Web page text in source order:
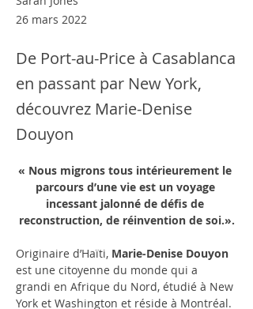
26 mars 2022
De Port-au-Price à Casablanca
en passant par New York,
découvrez Marie-Denise
Douyon
« Nous migrons tous intérieurement le
parcours d’une vie est un voyage
incessant jalonné de défis de
reconstruction, de réinvention de soi.».
Originaire d’Haïti, Marie-Denise Douyon
est une citoyenne du monde qui a
grandi en Afrique du Nord, étudié à New
York et Washington et réside à Montréal.